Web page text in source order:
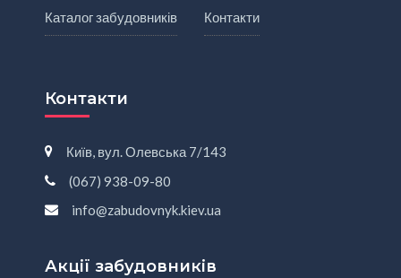
Каталог забудовників Контакти
Контакти
Київ, вул. Олевська 7/143
(067) 938-09-80
info@zabudovnyk.kiev.ua
Акції забудовників